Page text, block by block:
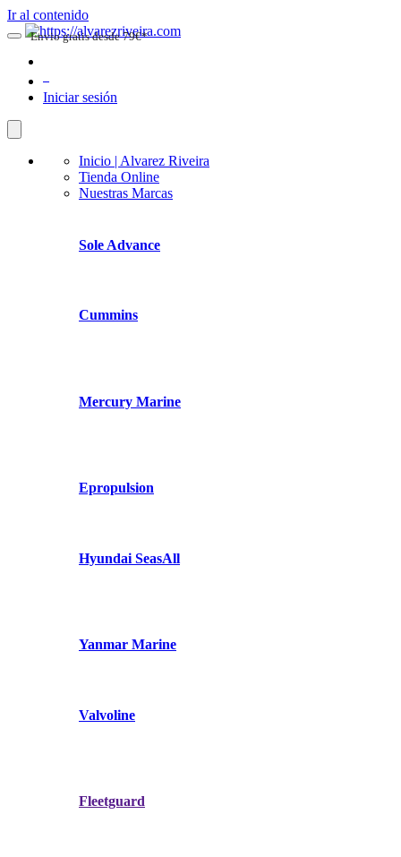
Ir al contenido
Iniciar sesión
Inicio | Alvarez Riveira
Tienda Online
Nuestras Marcas
Sole Advance
Cummins
Mercury Marine
Epropulsion
Hyundai SeasAll
Yanmar Marine
Valvoline
Fleetguard
Envio gratis desde 79€*